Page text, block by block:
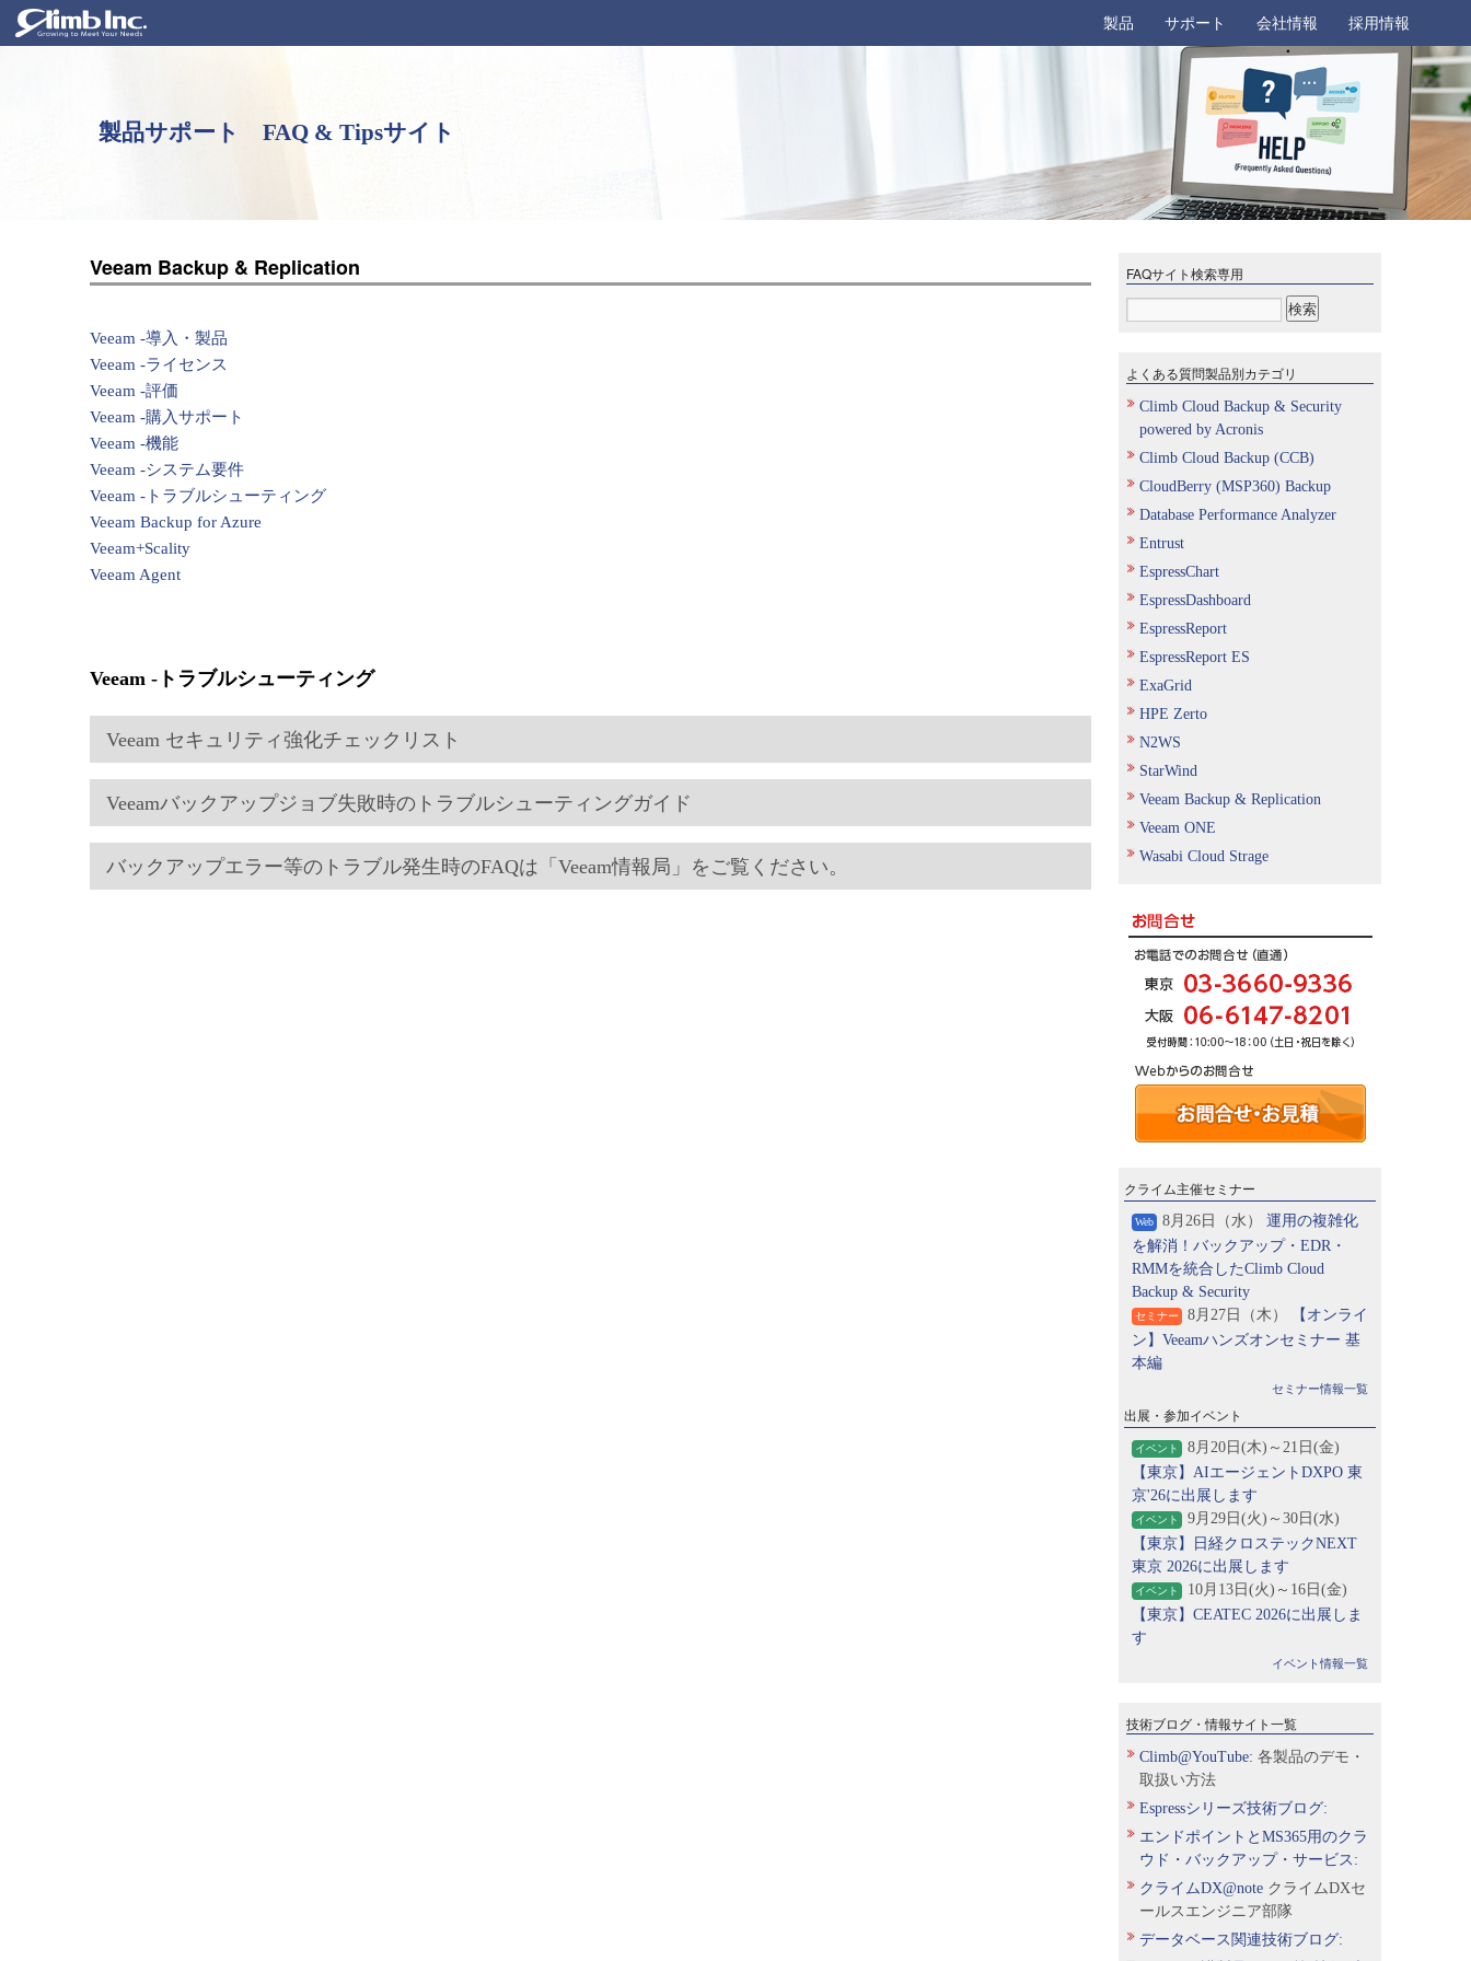
製品 サポート 会社情報 採用情報
製品サポート FAQ & Tipsサイト
Veeam Backup & Replication
Veeam -導入・製品
Veeam -ライセンス
Veeam -評価
Veeam -購入サポート
Veeam -機能
Veeam -システム要件
Veeam -トラブルシューティング
Veeam Backup for Azure
Veeam+Scality
Veeam Agent
Veeam -トラブルシューティング
Veeam セキュリティ強化チェックリスト
Veeamバックアップジョブ失敗時のトラブルシューティングガイド
バックアップエラー等のトラブル発生時のFAQは「Veeam情報局」をご覧ください。
FAQサイト検索専用
よくある質問製品別カテゴリ
Climb Cloud Backup & Security
powered by Acronis
Climb Cloud Backup (CCB)
CloudBerry (MSP360) Backup
Database Performance Analyzer
Entrust
EspressChart
EspressDashboard
EspressReport
EspressReport ES
ExaGrid
HPE Zerto
N2WS
StarWind
Veeam Backup & Replication
Veeam ONE
Wasabi Cloud Strage
クライム主催セミナー
Web 8月26日（水） 運用の複雑化
を解消！バックアップ・EDR・
RMMを統合したClimb Cloud
Backup & Security
セミナー 8月27日（木）
【オンライ
ン】Veeamハンズオンセミナー 基
本編
セミナー情報一覧
出展・参加イベント
イベント
8月20日(木)～21日(金)
【東京】AIエージェントDXPO 東
京'26に出展します
イベント
9月29日(火)～30日(水)
【東京】日経クロステックNEXT
東京 2026に出展します
イベント
10月13日(火)～16日(金)
【東京】CEATEC 2026に出展しま
す
イベント情報一覧
技術ブログ・情報サイト一覧
Climb@YouTube: 各製品のデモ・
取扱い方法
Espressシリーズ技術ブログ:
エンドポイントとMS365用のクラ
ウド・バックアップ・サービス:
クライムDX@note クライムDXセ
ールスエンジニア部隊
データベース関連技術ブログ: